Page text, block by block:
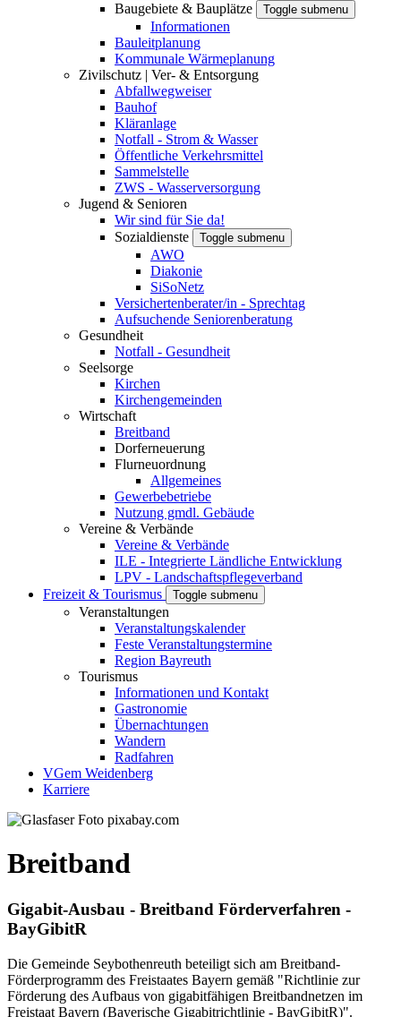
Baugebiete & Bauplätze
Toggle submenu
Informationen
Bauleitplanung
Kommunale Wärmeplanung
Zivilschutz | Ver- & Entsorgung
Abfallwegweiser
Bauhof
Kläranlage
Notfall - Strom & Wasser
Öffentliche Verkehrsmittel
Sammelstelle
ZWS - Wasserversorgung
Jugend & Senioren
Wir sind für Sie da!
Sozialdienste
Toggle submenu
AWO
Diakonie
SiSoNetz
Versichertenberater/in - Sprechtag
Aufsuchende Seniorenberatung
Gesundheit
Notfall - Gesundheit
Seelsorge
Kirchen
Kirchengemeinden
Wirtschaft
Breitband
Dorferneuerung
Flurneuordnung
Allgemeines
Gewerbebetriebe
Nutzung gmdl. Gebäude
Vereine & Verbände
Vereine & Verbände
ILE - Integrierte Ländliche Entwicklung
LPV - Landschaftspflegeverband
Freizeit & Tourismus
Toggle submenu
Veranstaltungen
Veranstaltungskalender
Feste Veranstaltungstermine
Region Bayreuth
Tourismus
Informationen und Kontakt
Gastronomie
Übernachtungen
Wandern
Radfahren
VGem Weidenberg
Karriere
Breitband
Gigabit-Ausbau - Breitband Förderverfahren -
BayGibitR
Die Gemeinde Seybothenreuth beteiligt sich am Breitband-
Förderprogramm des Freistaates Bayern gemäß "Richtlinie zur
Förderung des Aufbaus von gigabitfähigen Breitbandnetzen im
Freistaat Bayern (Bayerische Gigabitrichtlinie - BayGibitR)".